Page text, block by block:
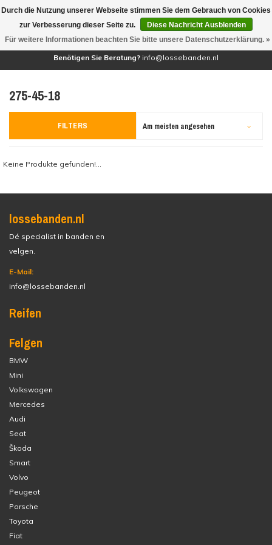
(0)
Benötigen Sie Beratung? info@lossebanden.nl
275-45-18
FILTERS Am meisten angesehen
Keine Produkte gefunden!...
lossebanden.nl
Dé specialist in banden en
velgen.
E-Mail:
info@lossebanden.nl
Reifen
Felgen
BMW
Mini
Volkswagen
Mercedes
Audi
Seat
Škoda
Smart
Volvo
Peugeot
Porsche
Toyota
Fiat
Durch die Nutzung unserer Webseite stimmen Sie dem Gebrauch von Cookies
zur Verbesserung dieser Seite zu.
Diese Nachricht Ausblenden
Für weitere Informationen beachten Sie bitte unsere Datenschutzerklärung. »